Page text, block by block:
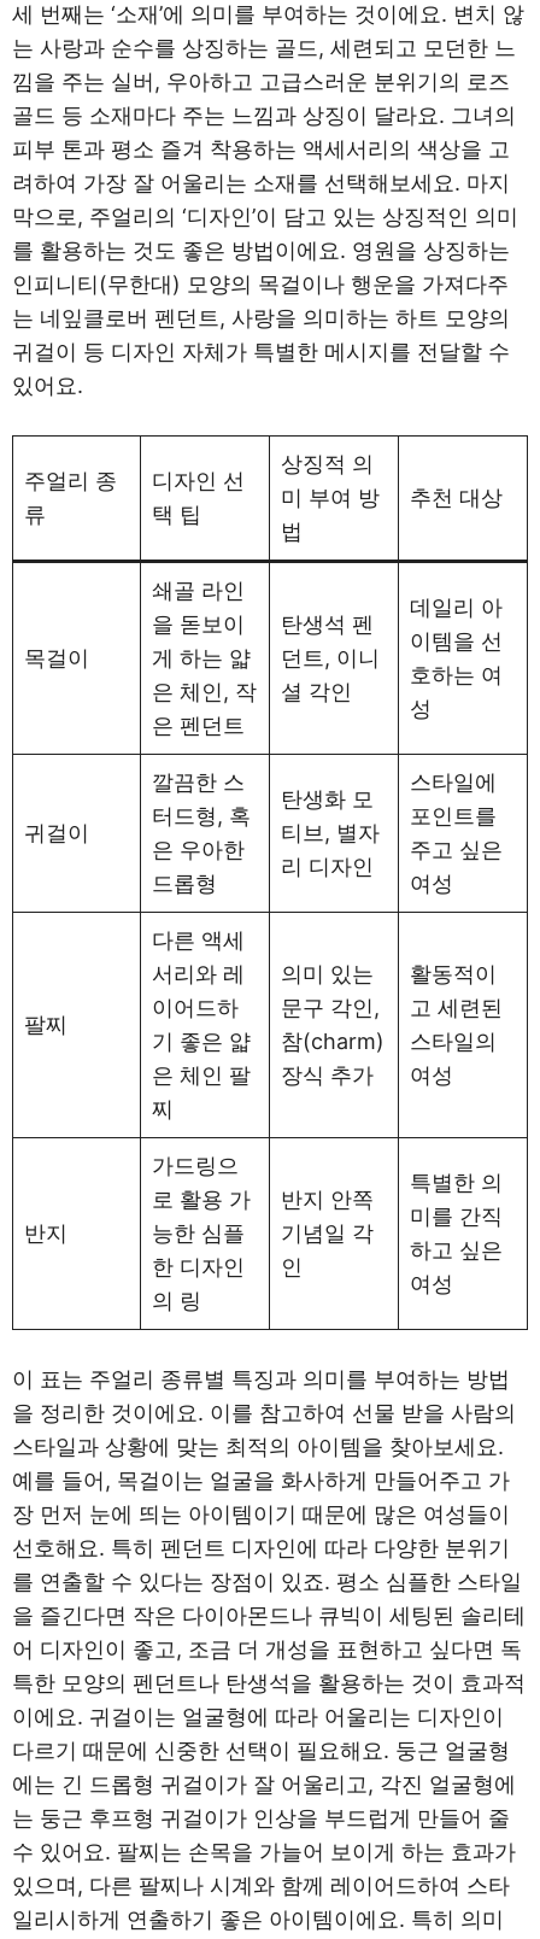
세 번째는 ‘소재’에 의미를 부여하는 것이에요. 변치 않
는 사랑과 순수를 상징하는 골드, 세련되고 모던한 느
낌을 주는 실버, 우아하고 고급스러운 분위기의 로즈
골드 등 소재마다 주는 느낌과 상징이 달라요. 그녀의
피부 톤과 평소 즐겨 착용하는 액세서리의 색상을 고
려하여 가장 잘 어울리는 소재를 선택해보세요. 마지
막으로, 주얼리의 ‘디자인’이 담고 있는 상징적인 의미
를 활용하는 것도 좋은 방법이에요. 영원을 상징하는
인피니티(무한대) 모양의 목걸이나 행운을 가져다주
는 네잎클로버 펜던트, 사랑을 의미하는 하트 모양의
귀걸이 등 디자인 자체가 특별한 메시지를 전달할 수
있어요.
주얼리 종
류
디자인 선
택 팁
상징적 의
미 부여 방
법
추천 대상
목걸이
쇄골 라인
을 돋보이
게 하는 얇
은 체인, 작
은 펜던트
탄생석 펜
던트, 이니
셜 각인
데일리 아
이템을 선
호하는 여
성
귀걸이
깔끔한 스
터드형, 혹
은 우아한
드롭형
탄생화 모
티브, 별자
리 디자인
스타일에
포인트를
주고 싶은
여성
팔찌
다른 액세
서리와 레
이어드하
기 좋은 얇
은 체인 팔
찌
의미 있는
문구 각인,
참(charm)
장식 추가
활동적이
고 세련된
스타일의
여성
반지
가드링으
로 활용 가
능한 심플
한 디자인
의 링
반지 안쪽
기념일 각
인
특별한 의
미를 간직
하고 싶은
여성
이 표는 주얼리 종류별 특징과 의미를 부여하는 방법
을 정리한 것이에요. 이를 참고하여 선물 받을 사람의
스타일과 상황에 맞는 최적의 아이템을 찾아보세요.
예를 들어, 목걸이는 얼굴을 화사하게 만들어주고 가
장 먼저 눈에 띄는 아이템이기 때문에 많은 여성들이
선호해요. 특히 펜던트 디자인에 따라 다양한 분위기
를 연출할 수 있다는 장점이 있죠. 평소 심플한 스타일
을 즐긴다면 작은 다이아몬드나 큐빅이 세팅된 솔리테
어 디자인이 좋고, 조금 더 개성을 표현하고 싶다면 독
특한 모양의 펜던트나 탄생석을 활용하는 것이 효과적
이에요. 귀걸이는 얼굴형에 따라 어울리는 디자인이
다르기 때문에 신중한 선택이 필요해요. 둥근 얼굴형
에는 긴 드롭형 귀걸이가 잘 어울리고, 각진 얼굴형에
는 둥근 후프형 귀걸이가 인상을 부드럽게 만들어 줄
수 있어요. 팔찌는 손목을 가늘어 보이게 하는 효과가
있으며, 다른 팔찌나 시계와 함께 레이어드하여 스타
일리시하게 연출하기 좋은 아이템이에요. 특히 의미